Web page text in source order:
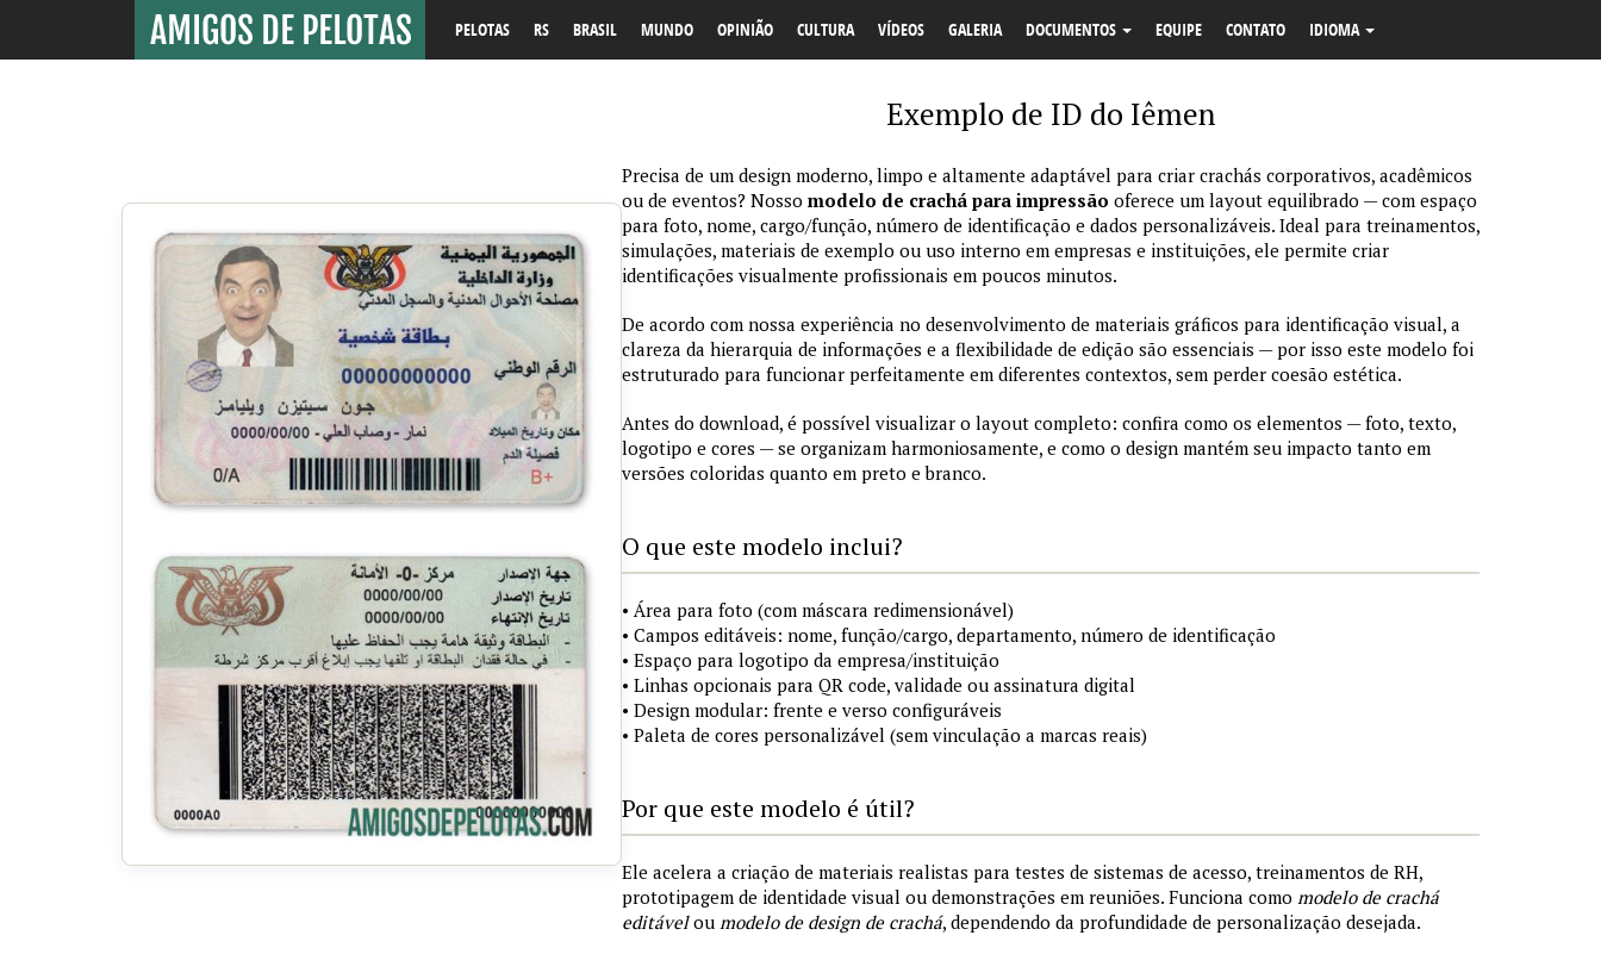
PELOTAS RS BRASIL MUNDO OPINIÃO CULTURA VÍDEOS GALERIA DOCUMENTOS EQUIPE CONTATO IDIOMA
Exemplo de ID do Iêmen
Precisa de um design moderno, limpo e altamente adaptável para criar crachás corporativos, acadêmicos
ou de eventos? Nosso modelo de crachá para impressão oferece um layout equilibrado — com espaço
para foto, nome, cargo/função, número de identificação e dados personalizáveis. Ideal para treinamentos,
simulações, materiais de exemplo ou uso interno em empresas e instituições, ele permite criar
identificações visualmente profissionais em poucos minutos.
De acordo com nossa experiência no desenvolvimento de materiais gráficos para identificação visual, a
clareza da hierarquia de informações e a flexibilidade de edição são essenciais — por isso este modelo foi
estruturado para funcionar perfeitamente em diferentes contextos, sem perder coesão estética.
Antes do download, é possível visualizar o layout completo: confira como os elementos — foto, texto,
logotipo e cores — se organizam harmoniosamente, e como o design mantém seu impacto tanto em
versões coloridas quanto em preto e branco.
O que este modelo inclui?
• Área para foto (com máscara redimensionável)
• Campos editáveis: nome, função/cargo, departamento, número de identificação
• Espaço para logotipo da empresa/instituição
• Linhas opcionais para QR code, validade ou assinatura digital
• Design modular: frente e verso configuráveis
• Paleta de cores personalizável (sem vinculação a marcas reais)
Por que este modelo é útil?
Ele acelera a criação de materiais realistas para testes de sistemas de acesso, treinamentos de RH,
prototipagem de identidade visual ou demonstrações em reuniões. Funciona como modelo de crachá
editávelou modelo de design de crachá, dependendo da profundidade de personalização desejada.